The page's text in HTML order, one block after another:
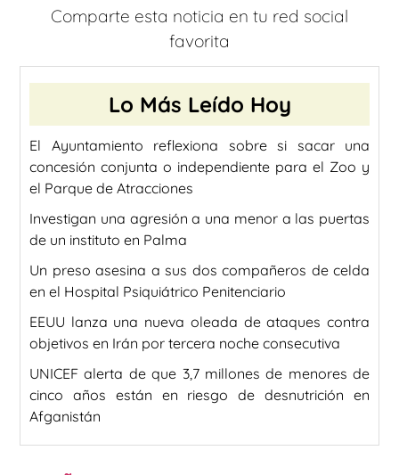
Comparte esta noticia en tu red social
favorita
Lo Más Leído Hoy
El Ayuntamiento reflexiona sobre si sacar una
concesión conjunta o independiente para el Zoo y
el Parque de Atracciones
Investigan una agresión a una menor a las puertas
de un instituto en Palma
Un preso asesina a sus dos compañeros de celda
en el Hospital Psiquiátrico Penitenciario
EEUU lanza una nueva oleada de ataques contra
objetivos en Irán por tercera noche consecutiva
UNICEF alerta de que 3,7 millones de menores de
cinco años están en riesgo de desnutrición en
Afganistán